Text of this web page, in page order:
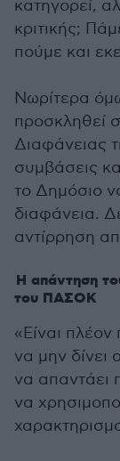
κατηγορεί,
κριτικής;
πούμε και
Νωρίτερα
προσκληθεί
Διαφάνειας
συμβάσεις
το Δημόσιο
διαφάνεια.
αντίρρηση
Η απάντηση
του ΠΑΣΟΚ
«Είναι
να μην δίνει
να απαντάει
να